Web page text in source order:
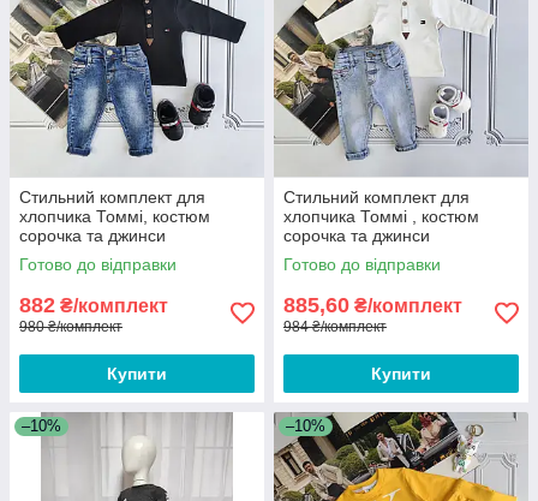
Стильний комплект для
хлопчика Томмі, костюм
сорочка та джинси
Готово до відправки
882 ₴/комплект
980 ₴/комплект
Купити
Стильний комплект для
хлопчика Томмі , костюм
сорочка та джинси
Готово до відправки
885,60 ₴/комплект
984 ₴/комплект
Купити
–10% –10%